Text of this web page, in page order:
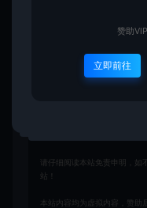
收藏
请仔细阅读本站免责申明，如
站！
本站内容均为虚拟内容，赞助
赞助
立即前往